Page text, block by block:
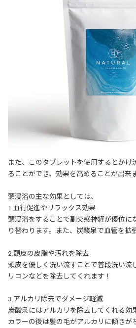
また、このタブレットを使用するとかけ
ることができ、効果を高めることが出来ま
頭浸浴の主な効果としては、
1.血行促進やリラックス効果
頭浸浴をすることで副交感神経が優位に
り替わります。また、炭酸泉で血管を拡
2.頭皮の皮脂や汚れを除去
頭皮を優しく洗い流すことで普段洗い流
リコンなどを除去してくれます！
3.アルカリ除去でダメージ軽減
炭酸泉にはアルカリを除去してくれる効
カラーの後は髪の毛がアルカリに傾きが